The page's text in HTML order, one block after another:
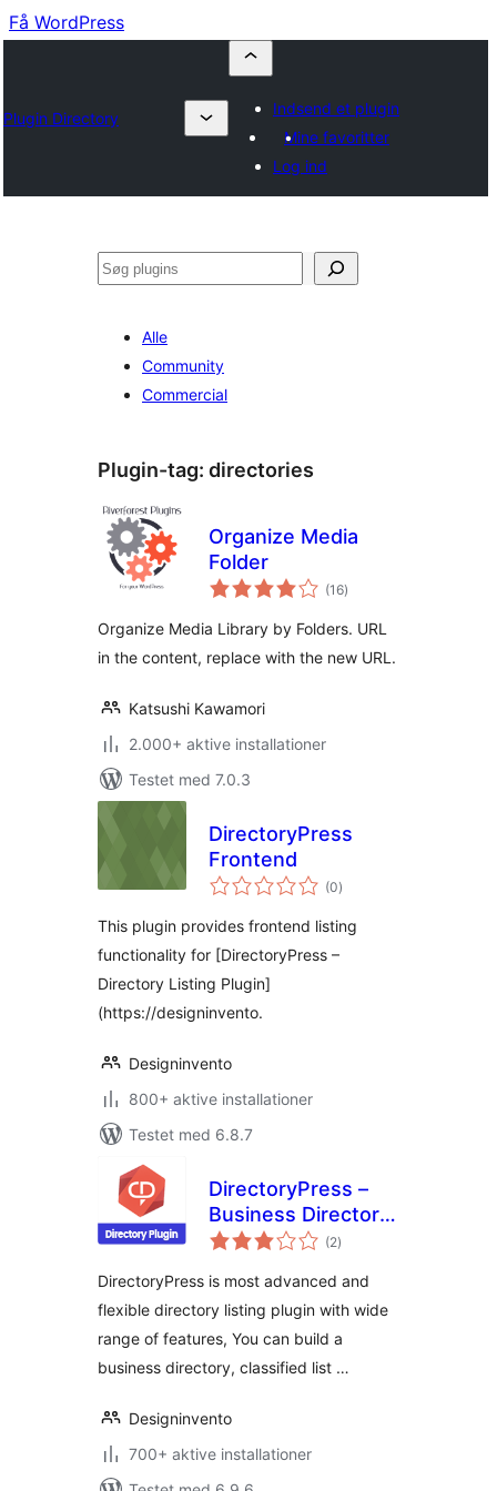
Få WordPress
Plugin Directory
Indsend et plugin
Mine favoritter
Log ind
Søg
Alle
Community
Commercial
Plugin-tag: directories
Organize Media
Folder
(16totale
bedømmelser
)
Organize Media Library by Folders. URL
in the content, replace with the new URL.
Katsushi Kawamori
2.000+ aktive installationer
Testet med 7.0.3
DirectoryPress
Frontend
(0totale
bedømmelser
)
This plugin provides frontend listing
functionality for [DirectoryPress –
Directory Listing Plugin]
(https://designinvento.
Designinvento
800+ aktive installationer
Testet med 6.8.7
DirectoryPress –
Business Directory
And Classified Ad
(2totale
bedømmelser
)
DirectoryPress is most advanced and
flexible directory listing plugin with wide
range of features, You can build a
business directory, classified list …
Designinvento
700+ aktive installationer